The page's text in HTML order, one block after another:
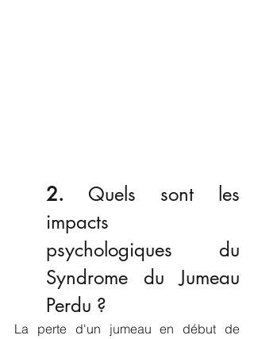
2. Quels sont les
impacts
psychologiques du
Syndrome du Jumeau
Perdu ?
La perte d'un jumeau en début de